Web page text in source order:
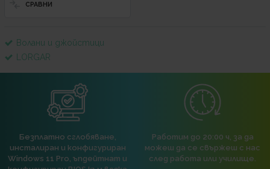
СРАВНИ
Волани и джойстици
LORGAR
Безплатно сглобяване,
инсталиран и конфигуриран
Windows 11 Pro, ъпдейтнат и
Работим до 20:00 ч, за да
можеш да се свържеш с нас
след работа или училище.